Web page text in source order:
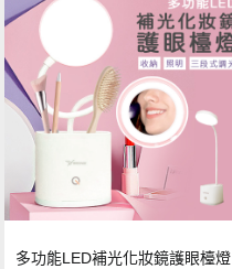
多功能LED補光化妝鏡護眼檯燈